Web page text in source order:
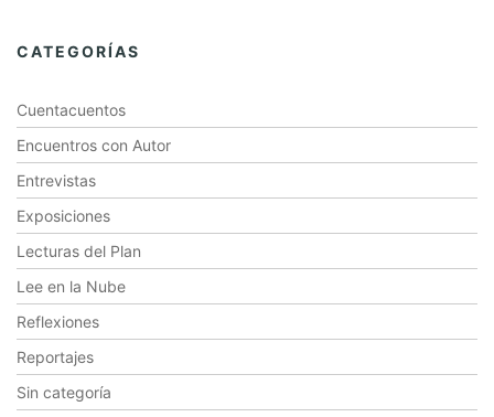
CATEGORÍAS
Cuentacuentos
Encuentros con Autor
Entrevistas
Exposiciones
Lecturas del Plan
Lee en la Nube
Reflexiones
Reportajes
Sin categoría